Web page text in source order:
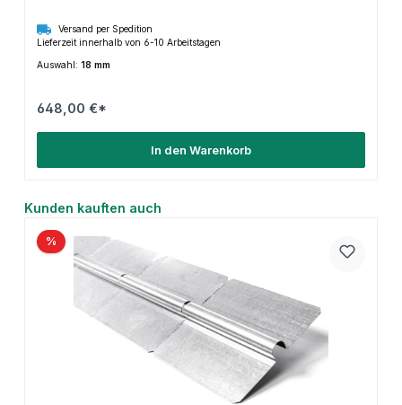
Versand per Spedition
Lieferzeit innerhalb von 6-10 Arbeitstagen
Auswahl: 18 mm
648,00 €*
In den Warenkorb
Produktgalerie überspringen
Kunden kauften auch
%